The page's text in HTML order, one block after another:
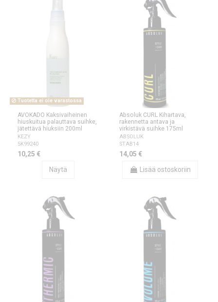
Tuotetta ei ole varastossa
AVOKADO Kaksivaiheinen
hiuskuitua palauttava suihke,
jätettävä hiuksiin 200ml
KEZY
5K99240
10,25 €
Näytä
Absoluk CURL Kihartava,
rakennetta antava ja
virkistävä suihke 175ml
ABSOLUK
STAB14
14,05 €
Lisää ostoskoriin